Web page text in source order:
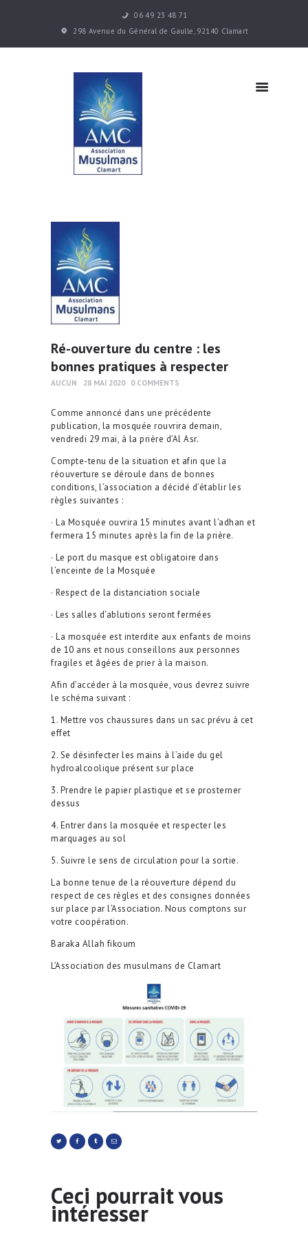
06 49 23 48 71
298 Avenue du Général de Gaulle, 92140 Clamart
Accueil
Les cours
pratiques
Actualités
Contacts
Ré-ouverture du centre : les
bonnes pratiques à respecter
AUCUN 28 MAI 2020 0 COMMENTS
Comme annoncé dans une précédente
publication, la mosquée rouvrira demain,
vendredi 29 mai, à la prière d’Al Asr.
Compte-tenu de la situation et afin que la
réouverture se déroule dans de bonnes
conditions, l’association a décidé d’établir les
règles suivantes :
· La Mosquée ouvrira 15 minutes avant l’adhan et
fermera 15 minutes après la fin de la prière.
· Le port du masque est obligatoire dans
l’enceinte de la Mosquée
· Respect de la distanciation sociale
· Les salles d’ablutions seront fermées
· La mosquée est interdite aux enfants de moins
de 10 ans et nous conseillons aux personnes
fragiles et âgées de prier à la maison.
Afin d’accéder à la mosquée, vous devrez suivre
le schéma suivant :
1. Mettre vos chaussures dans un sac prévu à cet
effet
2. Se désinfecter les mains à l’aide du gel
hydroalcoolique présent sur place
3. Prendre le papier plastique et se prosterner
dessus
4. Entrer dans la mosquée et respecter les
marquages au sol
5. Suivre le sens de circulation pour la sortie.
La bonne tenue de la réouverture dépend du
respect de ces règles et des consignes données
sur place par l’Association. Nous comptons sur
votre coopération.
Baraka Allah fikoum
L’Association des musulmans de Clamart
Ceci pourrait vous
intéresser